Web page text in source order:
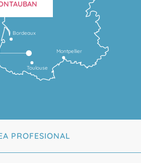
Toulouse
Montpellier
Bordeaux
PROFESIONAL